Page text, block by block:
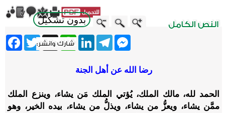
بدون تشكيل
Twitter X
WhatsApp
LinkedInTelegram
Messenger
رضا الله عن أهل الجنة
الحمد لله، مالك الملك، يُؤتي الملك مَن يشاء، وينزع الملك
ممَّن يشاء، ويعزُّ من يشاء، ويذلُّ من يشاء، بيده الخير، وهو